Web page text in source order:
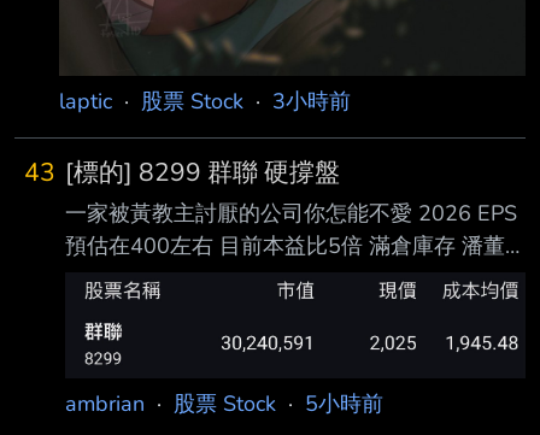
laptic · 股票 Stock · 3小時前
43 [標的] 8299 群聯 硬撐盤
一家被黃教主討厭的公司你怎能不愛 2026 EPS
預估在400左右 目前本益比5倍 滿倉庫存 潘董
持續加碼 你還不信？ 硬撐盤
ambrian · 股票 Stock · 5小時前